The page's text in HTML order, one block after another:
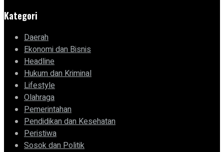
Kategori
Daerah
Ekonomi dan Bisnis
Headline
Hukum dan Kriminal
Lifestyle
Olahraga
Pemerintahan
Pendidikan dan Kesehatan
Peristiwa
Sosok dan Politik